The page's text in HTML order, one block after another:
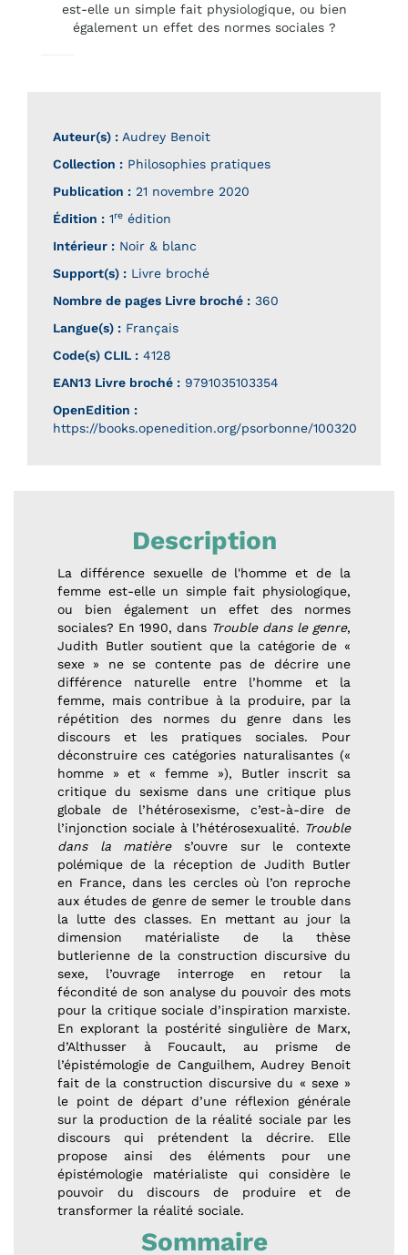
est-elle un simple fait physiologique, ou bien
également un effet des normes sociales ?
Auteur(s) : Audrey Benoit
Collection : Philosophies pratiques
Publication : 21 novembre 2020
Édition : 1re édition
Intérieur : Noir & blanc
Support(s) : Livre broché
Nombre de pages Livre broché : 360
Langue(s) : Français
Code(s) CLIL : 4128
EAN13 Livre broché : 9791035103354
OpenEdition :
https://books.openedition.org/psorbonne/100320
Description
La différence sexuelle de l'homme et de la
femme est-elle un simple fait physiologique,
ou bien également un effet des normes
sociales? En 1990, dans Trouble dans le genre,
Judith Butler soutient que la catégorie de «
sexe » ne se contente pas de décrire une
différence naturelle entre l’homme et la
femme, mais contribue à la produire, par la
répétition des normes du genre dans les
discours et les pratiques sociales. Pour
déconstruire ces catégories naturalisantes («
homme » et « femme »), Butler inscrit sa
critique du sexisme dans une critique plus
globale de l’hétérosexisme, c’est-à-dire de
l’injonction sociale à l’hétérosexualité. Trouble
dans la matières’ouvre sur le contexte
polémique de la réception de Judith Butler
en France, dans les cercles où l’on reproche
aux études de genre de semer le trouble dans
la lutte des classes. En mettant au jour la
dimension matérialiste de la thèse
butlerienne de la construction discursive du
sexe, l’ouvrage interroge en retour la
fécondité de son analyse du pouvoir des mots
pour la critique sociale d’inspiration marxiste.
En explorant la postérité singulière de Marx,
d’Althusser à Foucault, au prisme de
l’épistémologie de Canguilhem, Audrey Benoit
fait de la construction discursive du « sexe »
le point de départ d’une réflexion générale
sur la production de la réalité sociale par les
discours qui prétendent la décrire. Elle
propose ainsi des éléments pour une
épistémologie matérialiste qui considère le
pouvoir du discours de produire et de
transformer la réalité sociale.
Sommaire